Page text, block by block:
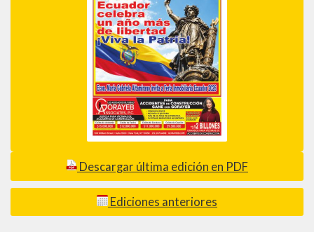
Descargar última edición en PDF
Ediciones anteriores